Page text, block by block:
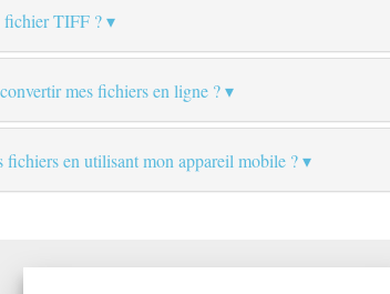
TIFF ?
mes fichiers en ligne ?
fichiers en utilisant mon appareil mobile ?